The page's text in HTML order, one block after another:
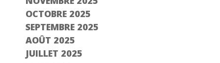
OCTOBRE 2025
SEPTEMBRE 2025
AOÛT 2025
JUILLET 2025